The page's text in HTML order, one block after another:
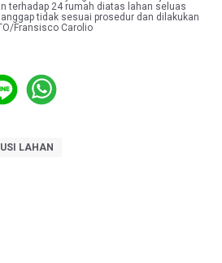
terhadap 24 rumah diatas lahan seluas
tidak sesuai prosedur dan dilakukan
Fransisco Carolio
LAHAN